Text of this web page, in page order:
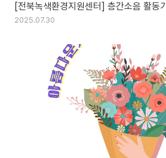
[전북녹색환경지원센터] 층간소음 활동
2025.07.30